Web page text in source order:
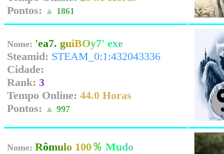
Pontos: ▲ 1861
Nome: 'ea7. guiBOy7' exe
Steamid: STEAM_0:1:432043336
Cidade:
Rank: 3
Tempo Online: 44.0 Horas
Pontos: ▲ 997
Nome: Rômulo 100％ Mudo